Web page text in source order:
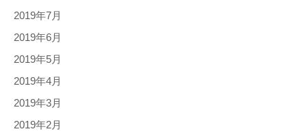
2019年7月
2019年6月
2019年5月
2019年4月
2019年3月
2019年2月